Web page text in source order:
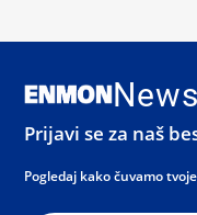
Prijavi se za naš
Pogledaj kako čuvamo